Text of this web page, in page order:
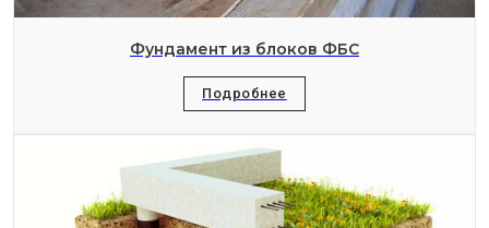
Фундамент из блоков ФБС
Подробнее